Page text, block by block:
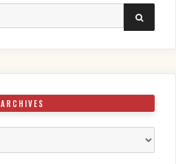
SEARCH
ARCHIVES